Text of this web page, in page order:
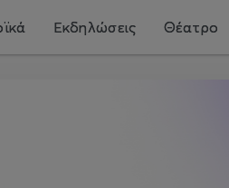
Εκδηλώσεις Θέατρο